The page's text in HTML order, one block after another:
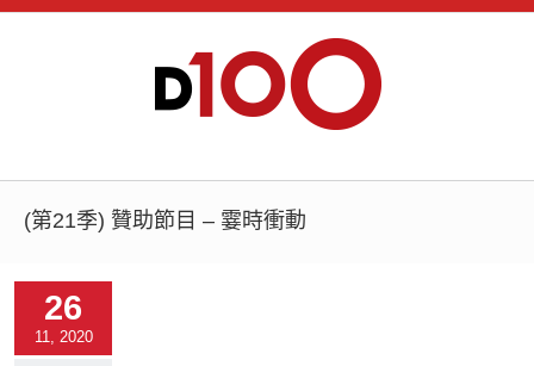
(第21季) 贊助節目 – 霎時衝動
26
11, 2020